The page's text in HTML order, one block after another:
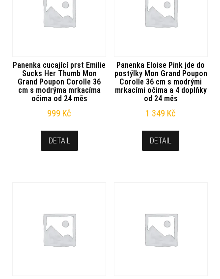
Panenka cucající prst Emilie
Sucks Her Thumb Mon
Grand Poupon Corolle 36
cm s modrýma mrkacíma
očima od 24 měs
999 Kč
DETAIL
Panenka Eloise Pink jde do
postýlky Mon Grand Poupon
Corolle 36 cm s modrými
mrkacími očima a 4 doplňky
od 24 měs
1 349 Kč
DETAIL